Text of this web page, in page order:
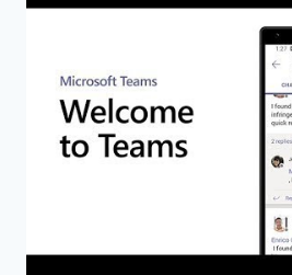
TRAVAIL